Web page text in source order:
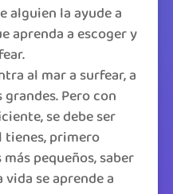
alguien la ayude a
aprenda a escoger y
al mar a surfear, a
Pero con
se debe ser
tienes, primero
pequeños, saber
se aprende a